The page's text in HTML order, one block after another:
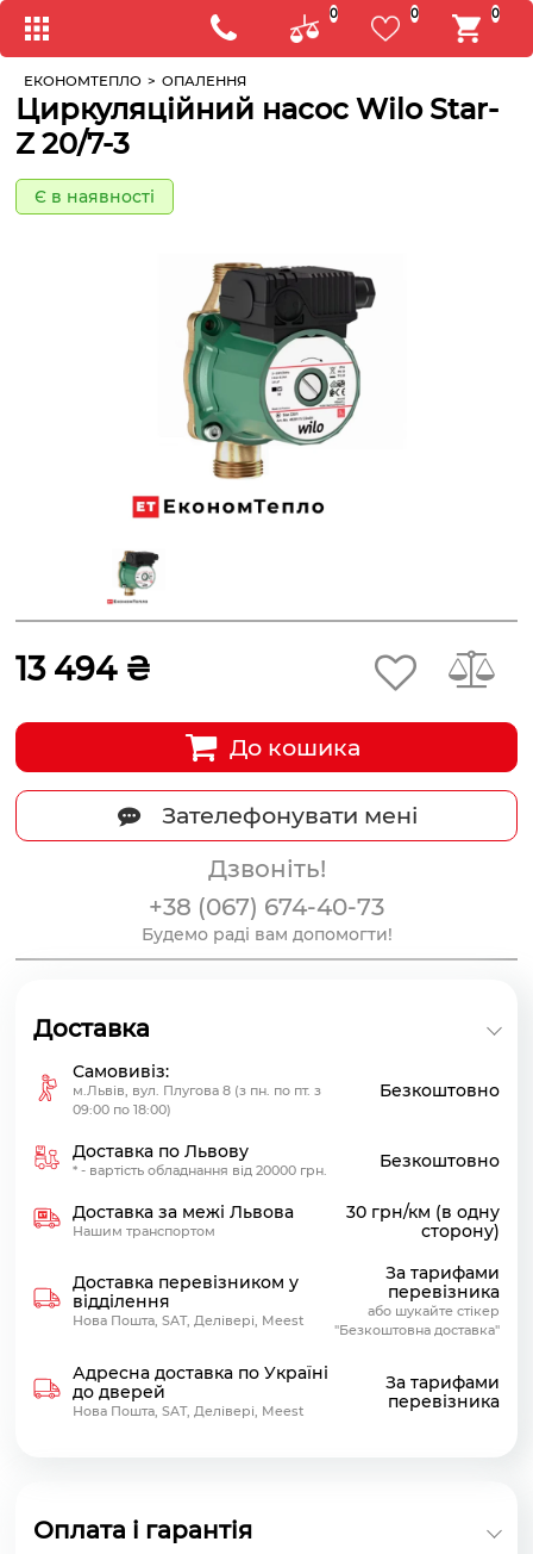
0 0 0
ЕКОНОМТЕПЛО > ОПАЛЕННЯ
Циркуляційний насос Wilo Star-
Z 20/7-3
Є в наявності
13 494 ₴
До кошика
Зателефонувати мені
Дзвоніть!
+38 (067) 674-40-73
Будемо раді вам допомогти!
Доставка
Самовивіз:
м.Львів, вул. Плугова 8 (з пн. по пт. з
09:00 по 18:00)
Безкоштовно
Доставка по Львову
* - вартість обладнання від 20000 грн. Безкоштовно
Доставка за межі Львова
Нашим транспортом
30 грн/км (в одну
сторону)
Доставка перевізником у
відділення
Нова Пошта, SAT, Делівері, Meest
За тарифами
перевізника
або шукайте стікер
"Безкоштовна доставка"
Адресна доставка по Україні
до дверей
Нова Пошта, SAT, Делівері, Meest
За тарифами
перевізника
Оплата і гарантія